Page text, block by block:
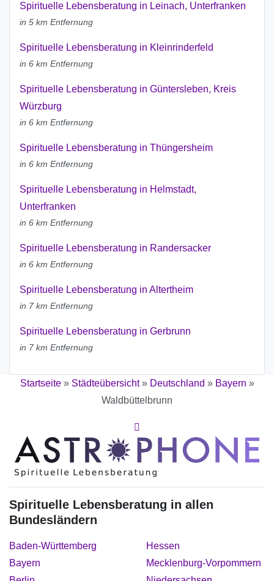
Spirituelle Lebensberatung in Leinach, Unterfranken
in 5 km Entfernung
Spirituelle Lebensberatung in Kleinrinderfeld
in 6 km Entfernung
Spirituelle Lebensberatung in Güntersleben, Kreis
Würzburg
in 6 km Entfernung
Spirituelle Lebensberatung in Thüngersheim
in 6 km Entfernung
Spirituelle Lebensberatung in Helmstadt,
Unterfranken
in 6 km Entfernung
Spirituelle Lebensberatung in Randersacker
in 6 km Entfernung
Spirituelle Lebensberatung in Altertheim
in 7 km Entfernung
Spirituelle Lebensberatung in Gerbrunn
in 7 km Entfernung
Startseite» Städteübersicht» Deutschland » Bayern »
Waldbüttelbrunn
Spirituelle Lebensberatung in allen
Bundesländern
Baden-Württemberg
Bayern
Hessen
Mecklenburg-Vorpommern